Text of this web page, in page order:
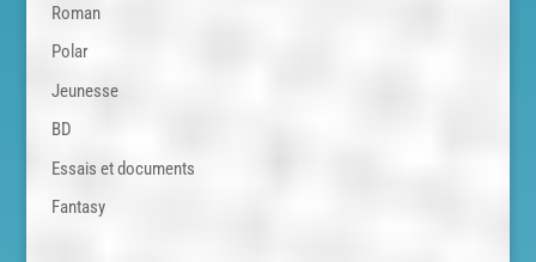
Roman
Polar
Jeunesse
BD
Essais et documents
Fantasy